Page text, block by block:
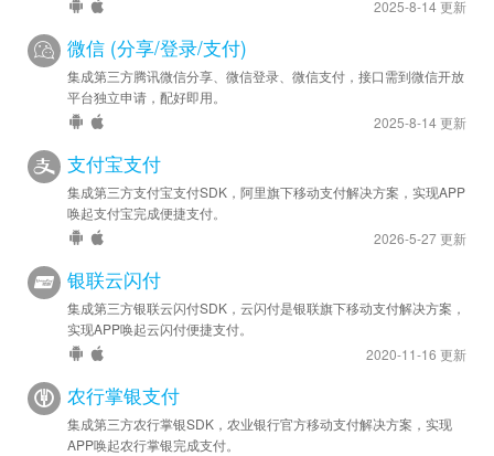
2025-8-14 更新
微信 (分享/登录/支付)
集成第三方腾讯微信分享、微信登录、微信支付，接口需到微信开放
平台独立申请，配好即用。
2025-8-14 更新
支付宝支付
集成第三方支付宝支付SDK，阿里旗下移动支付解决方案，实现APP
唤起支付宝完成便捷支付。
2026-5-27 更新
银联云闪付
集成第三方银联云闪付SDK，云闪付是银联旗下移动支付解决方案，
实现APP唤起云闪付便捷支付。
2020-11-16 更新
农行掌银支付
集成第三方农行掌银SDK，农业银行官方移动支付解决方案，实现
APP唤起农行掌银完成支付。